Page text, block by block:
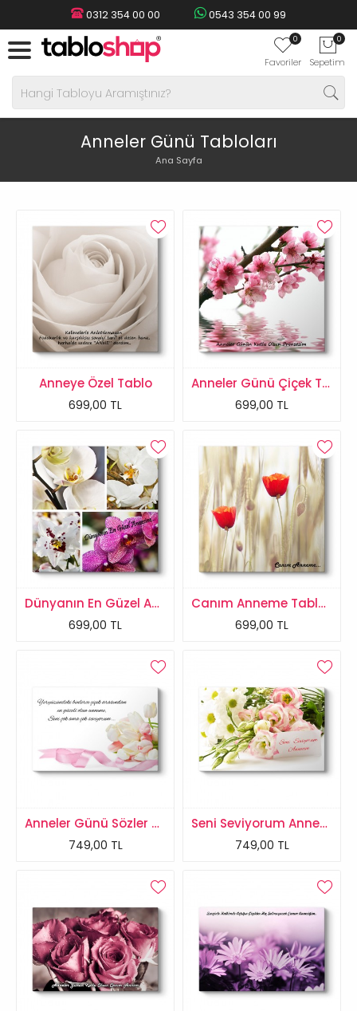
0312 354 00 00 0543 354 00 99
0
Favoriler
0
Sepetim
Anneler Günü Tabloları
Ana Sayfa
Anneye Özel Tablo
699,00 TL
Anneler Günü Çiçek Tablosu
699,00 TL
Dünyanın En Güzel Annesine Tablo
699,00 TL
Canım Anneme Tablosu
699,00 TL
Anneler Günü Sözler Tablosu
749,00 TL
Seni Seviyorum Annecim Tablosu
749,00 TL